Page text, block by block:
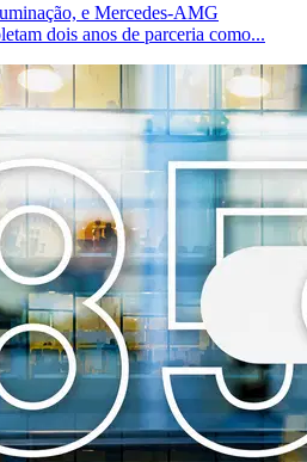
e Mercedes-AMG
dois anos de parceria como...